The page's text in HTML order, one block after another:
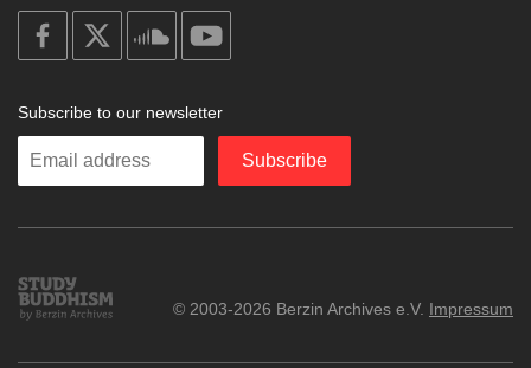
on
facebook
soundcloud
Subscribe to our newsletter
Enter
Subscribe
Study
Buddhism
© 2003-2026 Berzin Archives e.V. Impressum